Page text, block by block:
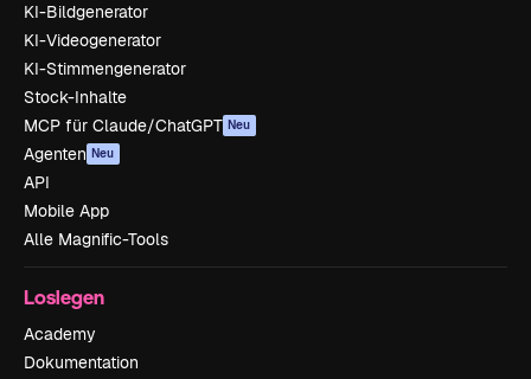
KI-Bildgenerator
KI-Videogenerator
KI-Stimmengenerator
Stock-Inhalte
MCP für Claude/ChatGPT Neu
Agenten Neu
API
Mobile App
Alle Magnific-Tools
Loslegen
Academy
Dokumentation